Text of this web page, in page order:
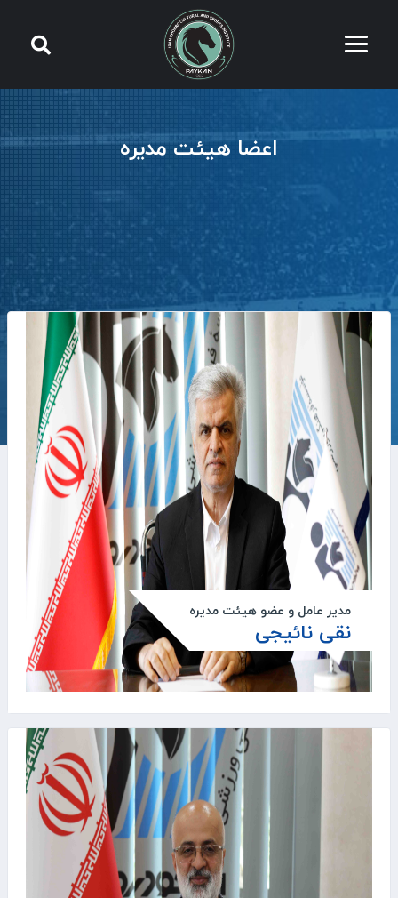
اعضا هیئت مدیره
مدير عامل و عضو هيئت مديره
نقی نائیجی